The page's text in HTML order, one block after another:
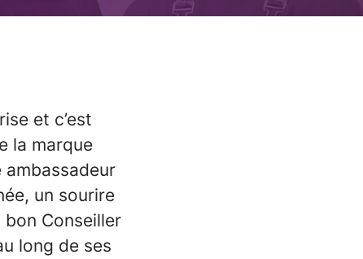
et c’est
la marque
un sourire
bon Conseiller
long de ses